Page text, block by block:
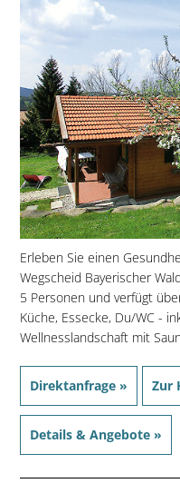
Erleben Sie einen
Wegscheid Bayerischer
5 Personen und verfügt
Küche, Essecke, Du/WC -
Wellnesslandschaft mit
Direktanfrage » Zur
Details & Angebote »